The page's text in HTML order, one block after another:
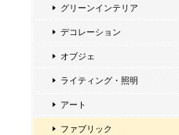
グリーンインテリア
デコレーション
オブジェ
ライティング・照明
アート
ファブリック